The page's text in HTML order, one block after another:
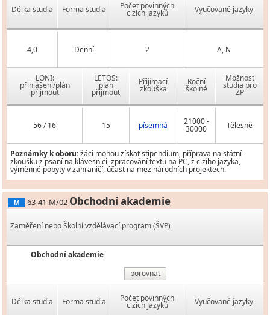
Délka studia Forma studia Počet povinných
cizích jazyků Vyučované jazyky
4,0 Denní 2 A, N
LONI:
přihlášení/plán
přijmout
LETOS:
plán
přijmout
Přijímací
zkouška
Roční
školné
Možnost
studia pro
ZP
56 / 16 15 písemná 21000 -
30000 Tělesně
Poznámky k oboru:žáci mohou získat stipendium, příprava na státní
zkoušku z psaní na klávesnici, zpracování textu na PC, z cizího jazyka,
výměnné pobyty v zahraničí, účast na mezinárodních projektech.
M 63-41-M/02 Obchodní akademie
Zaměření nebo Školní vzdělávací program (ŠVP)
Obchodní akademie
porovnat
Délka studia Forma studia Počet povinných
cizích jazyků Vyučované jazyky